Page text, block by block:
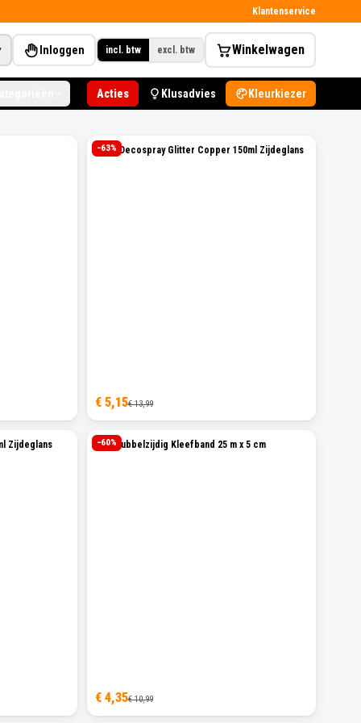
Klantenservice
Inloggen incl. btw excl. btw Winkelwagen
Acties Klusadvies Kleurkiezer
−63%
Levis Decospray Glitter Copper 150ml Zijdeglans
€ 5,15€ 13,99
Zijdeglans −60%
Sam Dubbelzijdig Kleefband 25 m x 5 cm
€ 4,35€ 10,99